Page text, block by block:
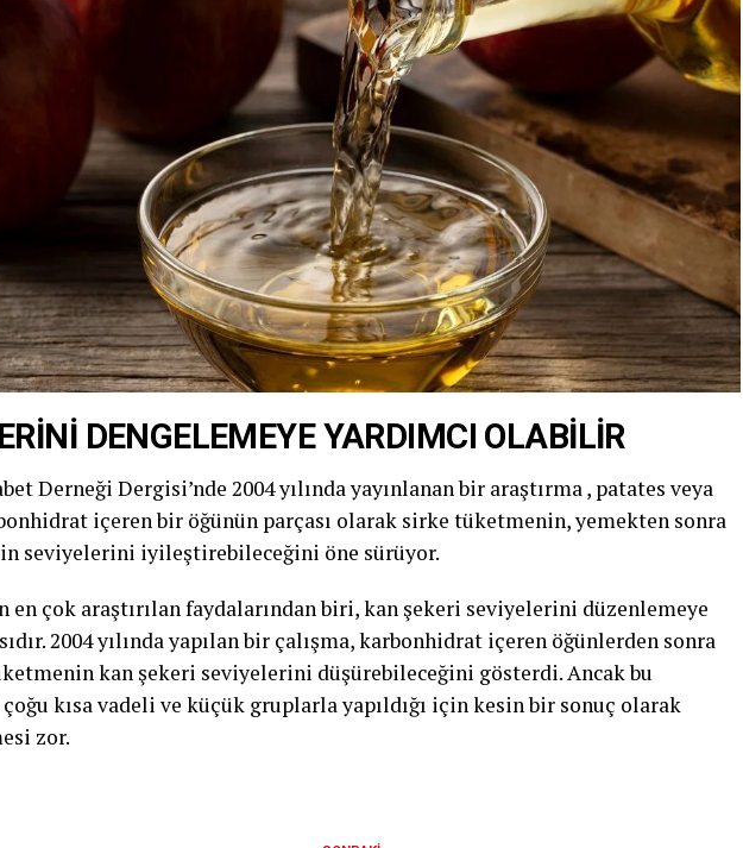
DENGELEMEYE YARDIMCI OLABİLİR
Derneği Dergisi’nde 2004 yılında yayınlanan bir araştırma , patates veya
içeren bir öğünün parçası olarak sirke tüketmenin, yemekten sonra
seviyelerini iyileştirebileceğini öne sürüyor.
en çok araştırılan faydalarından biri, kan şekeri seviyelerini düzenlemeye
2004 yılında yapılan bir çalışma, karbonhidrat içeren öğünlerden sonra
kan şekeri seviyelerini düşürebileceğini gösterdi. Ancak bu
kısa vadeli ve küçük gruplarla yapıldığı için kesin bir sonuç olarak
zor.